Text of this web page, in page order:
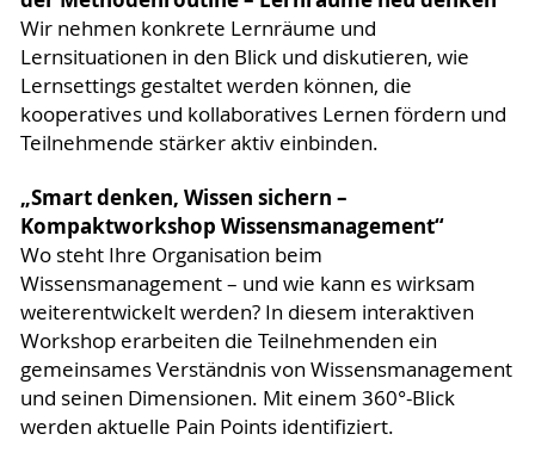
Wir nehmen konkrete Lernräume und
Lernsituationen in den Blick und diskutieren, wie
Lernsettings gestaltet werden können, die
kooperatives und kollaboratives Lernen fördern und
Teilnehmende stärker aktiv einbinden.
„Smart denken, Wissen sichern –
Kompaktworkshop Wissensmanagement“
Wo steht Ihre Organisation beim
Wissensmanagement – und wie kann es wirksam
weiterentwickelt werden? In diesem interaktiven
Workshop erarbeiten die Teilnehmenden ein
gemeinsames Verständnis von Wissensmanagement
und seinen Dimensionen. Mit einem 360°-Blick
werden aktuelle Pain Points identifiziert.